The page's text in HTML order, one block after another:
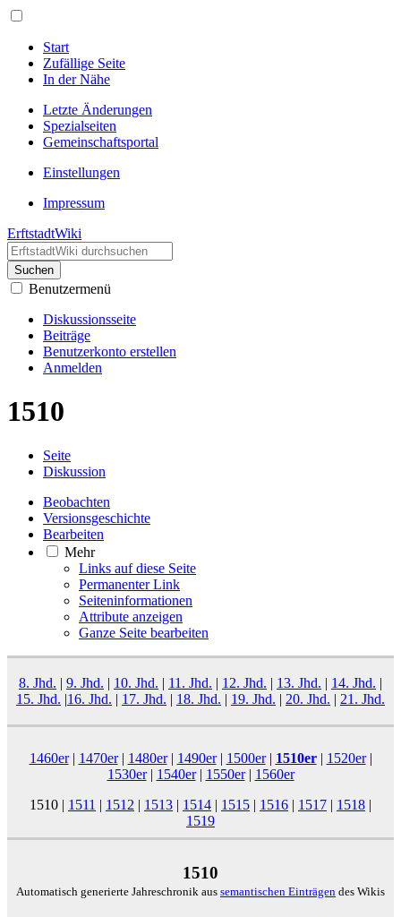
Start
Zufällige Seite
In der Nähe
Letzte Änderungen
Spezialseiten
Gemeinschafts­portal
Einstellungen
Impressum
ErftstadtWiki
Suchen
Benutzermenü
Diskussionsseite
Beiträge
Benutzerkonto erstellen
Anmelden
1510
Seite
Diskussion
Beobachten
Versionsgeschichte
Bearbeiten
Mehr
Links auf diese Seite
Permanenter Link
Seiten­­informationen
Attribute anzeigen
Ganze Seite bearbeiten
8. Jhd. | 9. Jhd. | 10. Jhd. | 11. Jhd. | 12. Jhd. | 13. Jhd. | 14. Jhd. |
15. Jhd. |16. Jhd. | 17. Jhd. | 18. Jhd. | 19. Jhd. | 20. Jhd. | 21. Jhd.
1460er| 1470er| 1480er| 1490er| 1500er| 1510er| 1520er|
1530er| 1540er| 1550er| 1560er
1510 | 1511 | 1512 | 1513 | 1514 | 1515 | 1516 | 1517 | 1518 |
1519
1510
Automatisch generierte Jahreschronik aus semantischen Einträgen des Wikis